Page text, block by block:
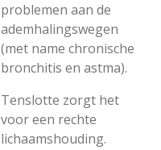
problemen aan de
ademhalingswegen
(met name chronische
bronchitis en astma).
Tenslotte zorgt het
voor een rechte
lichaamshouding.